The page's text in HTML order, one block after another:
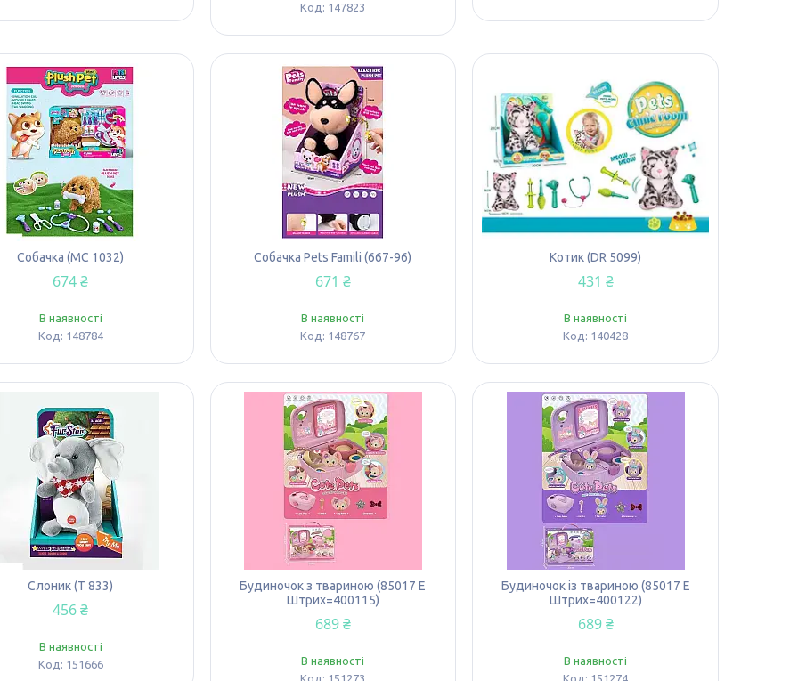
147823
Собачка (MC 1032)
674 ₴
В наявності
148784
Собачка Pets Famili (667-96)
671 ₴
В наявності
148767
Котик (DR 5099)
431 ₴
В наявності
140428
Слоник (T 833)
456 ₴
В наявності
151666
Будиночок з твариною (85017 E
Штрих=400115)
689 ₴
В наявності
151273
Будиночок із твариною (85017 E
Штрих=400122)
689 ₴
В наявності
151274